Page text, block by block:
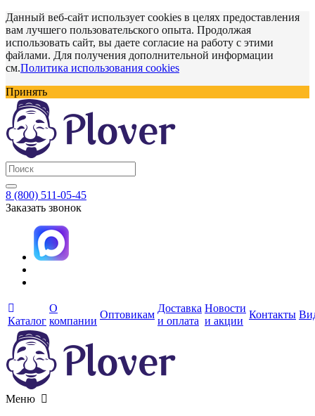
Данный веб-сайт использует cookies в целях предоставления
вам лучшего пользовательского опыта. Продолжая
использовать сайт, вы даете согласие на работу с этими
файлами. Для получения дополнительной информации
см.Политика использования cookies
Принять
8 (800) 511-05-45
Заказать звонок
Каталог
О
компании
Оптовикам
Доставка
и оплата
Новости
и акции
Контакты
Меню